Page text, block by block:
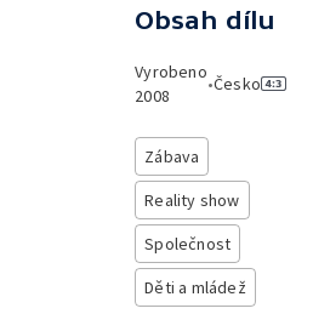
Obsah dílu
Vyrobeno
2008
•Česko
Zábava
Reality show
Společnost
Děti a mládež